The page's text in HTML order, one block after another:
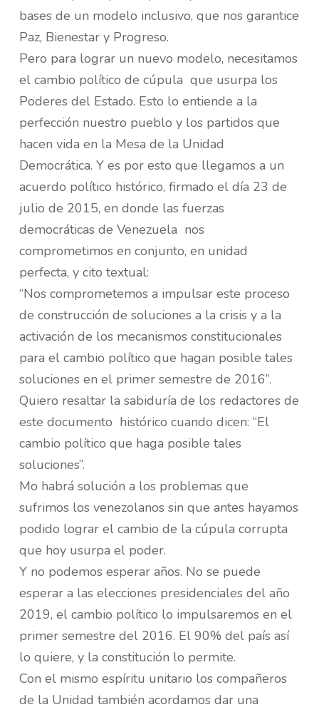
bases de un modelo inclusivo, que nos garantice
Paz, Bienestar y Progreso.
Pero para lograr un nuevo modelo, necesitamos
el cambio político de cúpula que usurpa los
Poderes del Estado. Esto lo entiende a la
perfección nuestro pueblo y los partidos que
hacen vida en la Mesa de la Unidad
Democrática. Y es por esto que llegamos a un
acuerdo político histórico, firmado el día 23 de
julio de 2015, en donde las fuerzas
democráticas de Venezuela nos
comprometimos en conjunto, en unidad
perfecta, y cito textual:
“Nos comprometemos a impulsar este proceso
de construcción de soluciones a la crisis y a la
activación de los mecanismos constitucionales
para el cambio político que hagan posible tales
soluciones en el primer semestre de 2016”.
Quiero resaltar la sabiduría de los redactores de
este documento histórico cuando dicen: “El
cambio político que haga posible tales
soluciones”.
Mo habrá solución a los problemas que
sufrimos los venezolanos sin que antes hayamos
podido lograr el cambio de la cúpula corrupta
que hoy usurpa el poder.
Y no podemos esperar años. No se puede
esperar a las elecciones presidenciales del año
2019, el cambio político lo impulsaremos en el
primer semestre del 2016. El 90% del país así
lo quiere, y la constitución lo permite.
Con el mismo espíritu unitario los compañeros
de la Unidad también acordamos dar una